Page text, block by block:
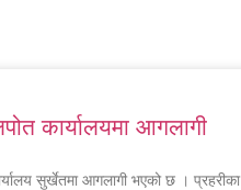
कार्यालयमा आगलागी
सुर्खेतमा आगलागी भएको छ । प्रहरीका